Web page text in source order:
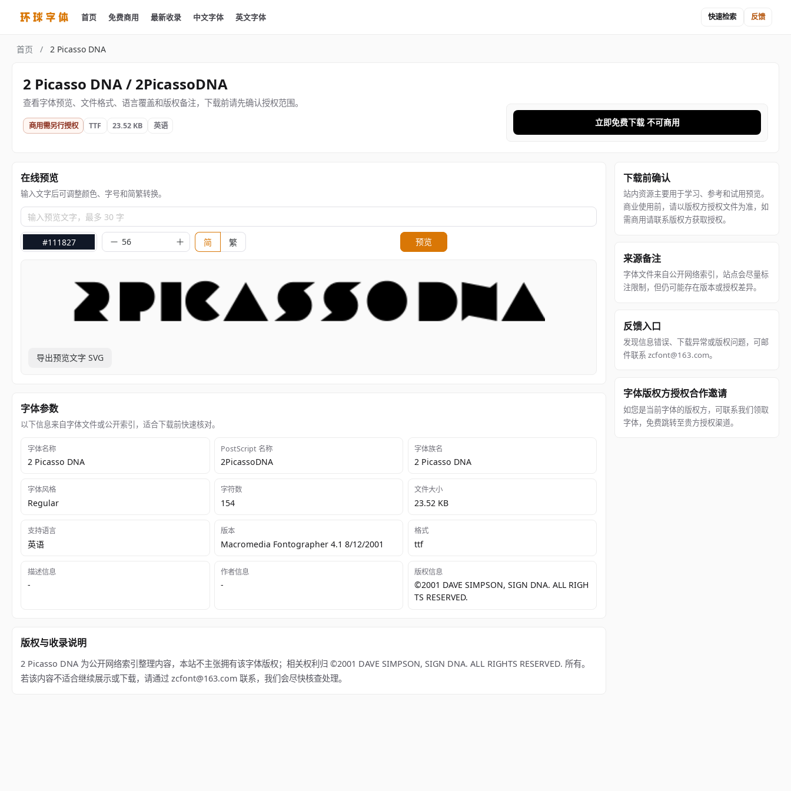
首页 免费商用 最新收录 中文字体 英文字体 快速检索 反馈
首页 / 2 Picasso DNA
2 Picasso DNA / 2PicassoDNA
查看字体预览、文件格式、语言覆盖和版权备注，下载前请先确认授权范围。
商用需另行授权 TTF 23.52 KB 英语 立即免费下载 不可商用
在线预览
输入文字后可调整颜色、字号和简繁转换。
输入预览文字，最多 30 字
#111827 简 繁 预览
导出预览文字 SVG
字体参数
以下信息来自字体文件或公开索引，适合下载前快速核对。
字体名称
2 Picasso DNA
PostScript 名称
2PicassoDNA
字体族名
2 Picasso DNA
字体风格
Regular
字符数
154
文件大小
23.52 KB
支持语言
英语
版本
Macromedia Fontographer 4.1 8/12/2001
格式
ttf
描述信息
-
作者信息
-
版权信息
©2001 DAVE SIMPSON, SIGN DNA. ALL RIGH
TS RESERVED.
版权与收录说明
2 Picasso DNA 为公开网络索引整理内容，本站不主张拥有该字体版权；相关权利归 ©2001 DAVE SIMPSON, SIGN DNA. ALL RIGHTS RESERVED. 所有。
若该内容不适合继续展示或下载，请通过 zcfont@163.com 联系，我们会尽快核查处理。
下载前确认
站内资源主要用于学习、参考和试用预览。
商业使用前，请以版权方授权文件为准，如
需商用请联系版权方获取授权。
来源备注
字体文件来自公开网络索引，站点会尽量标
注限制，但仍可能存在版本或授权差异。
反馈入口
发现信息错误、下载异常或版权问题，可邮
件联系 zcfont@163.com。
字体版权方授权合作邀请
如您是当前字体的版权方，可联系我们领取
字体，免费跳转至贵方授权渠道。